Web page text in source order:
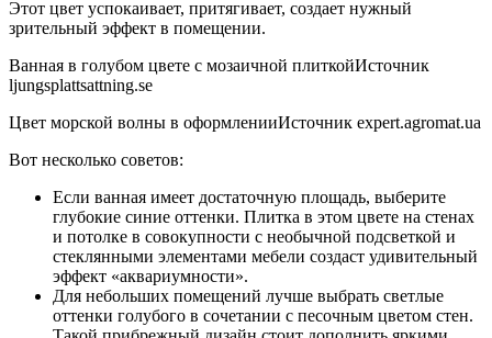
Этот цвет успокаивает, притягивает, создает нужный
зрительный эффект в помещении.
Ванная в голубом цвете с мозаичной плиткойИсточник
ljungsplattsattning.se
Цвет морской волны в оформленииИсточник expert.agromat.ua
Вот несколько советов:
Если ванная имеет достаточную площадь, выберите
глубокие синие оттенки. Плитка в этом цвете на стенах
и потолке в совокупности с необычной подсветкой и
стеклянными элементами мебели создаст удивительный
эффект «аквариумности».
Для небольших помещений лучше выбрать светлые
оттенки голубого в сочетании с песочным цветом стен.